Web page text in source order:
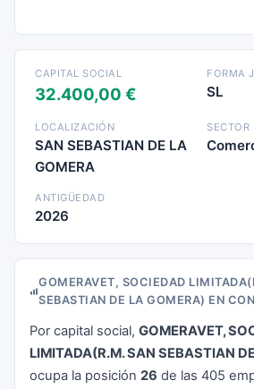
CAPITAL SOCIAL
32.400,00 €
FORMA
SL
LOCALIZACIÓN
SAN SEBASTIAN DE LA
GOMERA
SECTOR
ANTIGÜEDAD
2026
GOMERAVET, SOCIEDAD
SEBASTIAN DE LA GOMERA) EN
Por capital social, GOMERAVET,
LIMITADA(R.M. SAN SEBASTIAN
ocupa la posición 26 de las 405